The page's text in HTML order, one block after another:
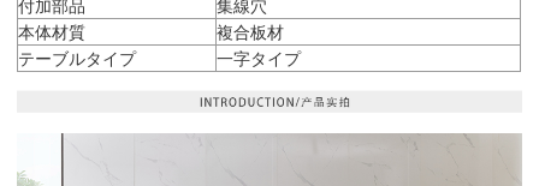
本体材質
複合板材
テーブルタイプ
一字タイプ